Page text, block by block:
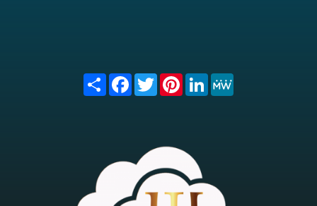
Share FacebookTwitterPinterest
LinkedIn